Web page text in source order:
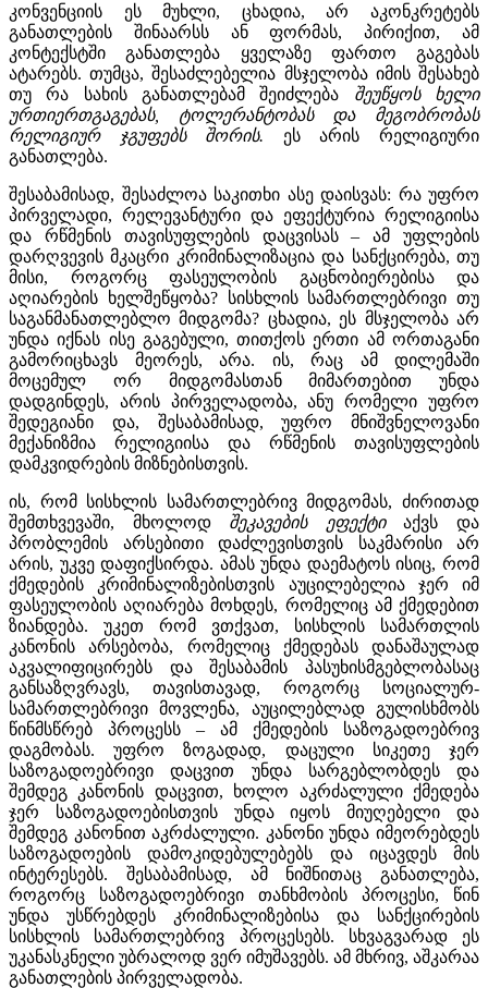
კონვენციის ეს მუხლი, ცხადია, არ აკონკრეტებს
განათლების შინაარსს ან ფორმას, პირიქით, ამ
კონტექსტში განათლება ყველაზე ფართო გაგებას
ატარებს. თუმცა, შესაძლებელია მსჯელობა იმის შესახებ
თუ რა სახის განათლებამ შეიძლება შეუწყოს ხელი
ურთიერთგაგებას, ტოლერანტობას და მეგობრობას
რელიგიურ ჯგუფებს შორის. ეს არის რელიგიური
განათლება.
შესაბამისად, შესაძლოა საკითხი ასე დაისვას: რა უფრო
პირველადი, რელევანტური და ეფექტურია რელიგიისა
და რწმენის თავისუფლების დაცვისას – ამ უფლების
დარღვევის მკაცრი კრიმინალიზაცია და სანქცირება, თუ
მისი, როგორც ფასეულობის გაცნობიერებისა და
აღიარების ხელშეწყობა? სისხლის სამართლებრივი თუ
საგანმანათლებლო მიდგომა? ცხადია, ეს მსჯელობა არ
უნდა იქნას ისე გაგებული, თითქოს ერთი ამ ორთაგანი
გამორიცხავს მეორეს, არა. ის, რაც ამ დილემაში
მოცემულ ორ მიდგომასთან მიმართებით უნდა
დადგინდეს, არის პირველადობა, ანუ რომელი უფრო
შედეგიანი და, შესაბამისად, უფრო მნიშვნელოვანი
მექანიზმია რელიგიისა და რწმენის თავისუფლების
დამკვიდრების მიზნებისთვის.
ის, რომ სისხლის სამართლებრივ მიდგომას, ძირითად
შემთხვევაში, მხოლოდ შეკავების ეფექტიაქვს და
პრობლემის არსებითი დაძლევისთვის საკმარისი არ
არის, უკვე დაფიქსირდა. ამას უნდა დაემატოს ისიც, რომ
ქმედების კრიმინალიზებისთვის აუცილებელია ჯერ იმ
ფასეულობის აღიარება მოხდეს, რომელიც ამ ქმედებით
ზიანდება. უკეთ რომ ვთქვათ, სისხლის სამართლის
კანონის არსებობა, რომელიც ქმედებას დანაშაულად
აკვალიფიცირებს და შესაბამის პასუხისმგებლობასაც
განსაზღვრავს, თავისთავად, როგორც სოციალურ-
სამართლებრივი მოვლენა, აუცილებლად გულისხმობს
წინმსწრებ პროცესს – ამ ქმედების საზოგადოებრივ
დაგმობას. უფრო ზოგადად, დაცული სიკეთე ჯერ
საზოგადოებრივი დაცვით უნდა სარგებლობდეს და
შემდეგ კანონის დაცვით, ხოლო აკრძალული ქმედება
ჯერ საზოგადოებისთვის უნდა იყოს მიუღებელი და
შემდეგ კანონით აკრძალული. კანონი უნდა იმეორებდეს
საზოგადოების დამოკიდებულებებს და იცავდეს მის
ინტერესებს. შესაბამისად, ამ ნიშნითაც განათლება,
როგორც საზოგადოებრივი თანხმობის პროცესი, წინ
უნდა უსწრებდეს კრიმინალიზებისა და სანქცირების
სისხლის სამართლებრივ პროცესებს. სხვაგვარად ეს
უკანასკნელი უბრალოდ ვერ იმუშავებს. ამ მხრივ, აშკარაა
განათლების პირველადობა.